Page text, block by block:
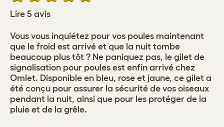
Lire 5 avis
Vous vous inquiétez pour vos poules maintenant
que le froid est arrivé et que la nuit tombe
beaucoup plus tôt ? Ne paniquez pas, le gilet de
signalisation pour poules est enfin arrivé chez
Omlet. Disponible en bleu, rose et jaune, ce gilet a
été conçu pour assurer la sécurité de vos oiseaux
pendant la nuit, ainsi que pour les protéger de la
pluie et de la grêle.